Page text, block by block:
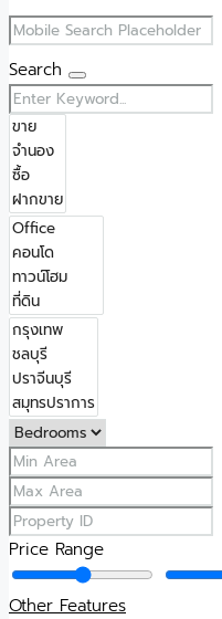
Search
Price Range
Other Features